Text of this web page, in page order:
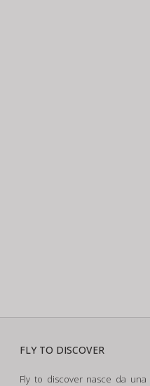
FLY TO DISCOVER
Fly to discover nasce da